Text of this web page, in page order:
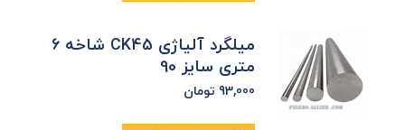
میلگرد آلیاژی CK45 شاخه 6
متری سایز 90
93,000 تومان